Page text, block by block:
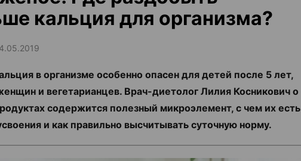
кальция для организма?
в организме особенно опасен для детей после 5 лет,
и вегетарианцев. Врач-диетолог Лилия Косникович о
содержится полезный микроэлемент, с чем их есть
и как правильно высчитывать суточную норму.